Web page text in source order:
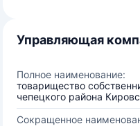
Управляющая
Полное наименование:
товарищество
чепецкого района
Сокращенное